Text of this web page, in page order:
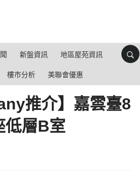
新盤資訊 地區屋苑資訊
樓市分析 美聯會優惠
推介】嘉雲臺8
低層B室